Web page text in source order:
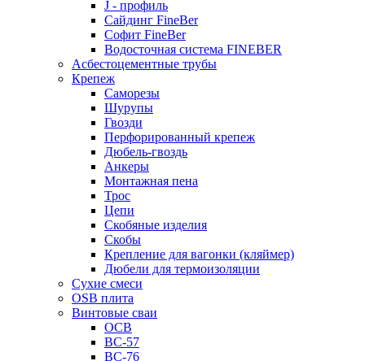
J - профиль
Сайдинг FineBer
Софит FineBer
Водосточная система FINEBER
Асбестоцементные трубы
Крепеж
Саморезы
Шурупы
Гвозди
Перфорированный крепеж
Дюбель-гвоздь
Анкеры
Монтажная пена
Трос
Цепи
Скобяные изделия
Скобы
Крепление для вагонки (кляймер)
Дюбели для термоизоляции
Сухие смеси
OSB плита
Винтовые сваи
ОСВ
ВС-57
ВС-76